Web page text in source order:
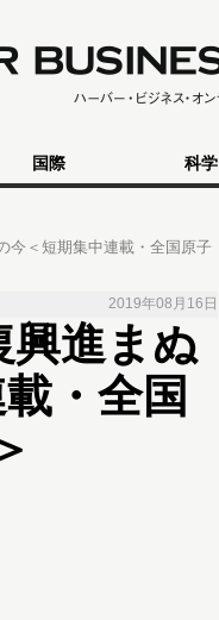
国際 科学
今＜短期集中連載・全国原子
2019年08月16日
興進まぬ
・全国